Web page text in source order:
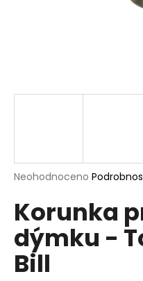
Průměrné
produktu
je
0,0
z
5
hvězdiček.
Neohodnoceno
Korunka
dýmku -
Bill
?
D
o
p
o